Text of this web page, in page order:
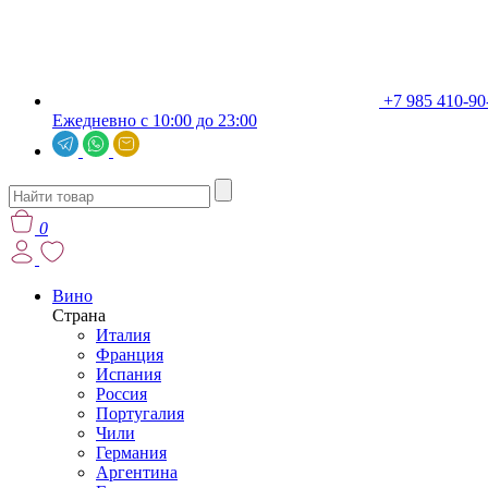
+7 985 410-
Ежедневно с 10:00 до 23:00
0
Вино
Страна
Италия
Франция
Испания
Россия
Португалия
Чили
Германия
Аргентина